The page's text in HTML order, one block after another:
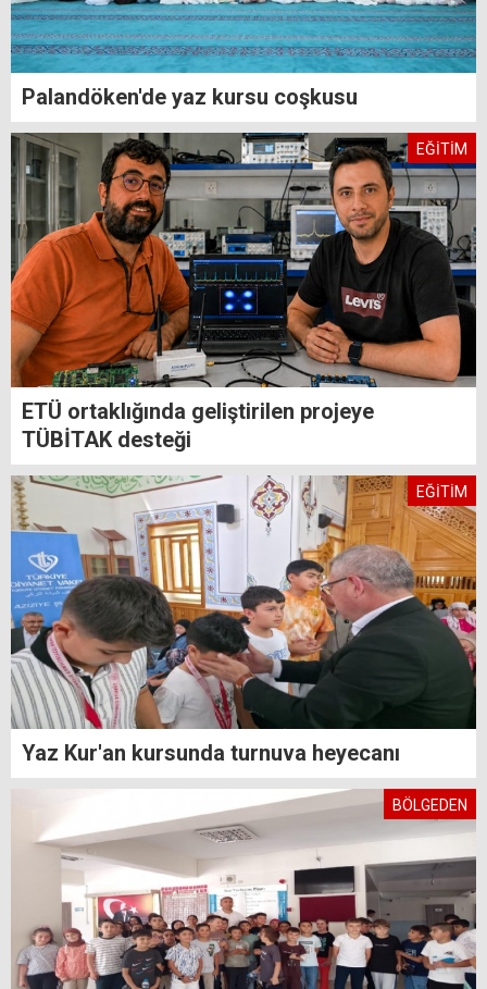
Palandöken'de yaz kursu coşkusu
EĞİTİM
ETÜ ortaklığında geliştirilen projeye
TÜBİTAK desteği
EĞİTİM
Yaz Kur'an kursunda turnuva heyecanı
BÖLGEDEN